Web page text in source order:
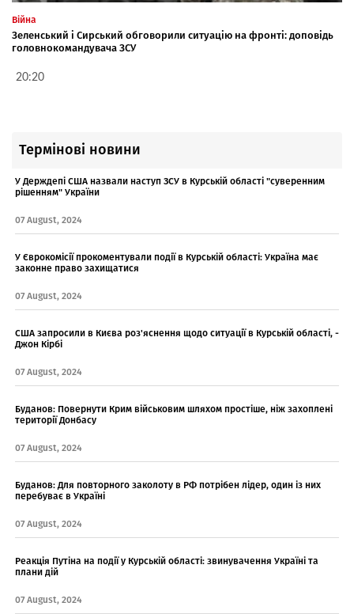
Війна
Зеленський і Сирський обговорили ситуацію на фронті: доповідь
головнокомандувача ЗСУ
20:20
Термінові новини
У Держдепі США назвали наступ ЗСУ в Курській області "суверенним
рішенням" України
07 August, 2024
У Єврокомісії прокоментували події в Курській області: Україна має
законне право захищатися
07 August, 2024
США запросили в Києва роз'яснення щодо ситуації в Курській області, -
Джон Кірбі
07 August, 2024
Буданов: Повернути Крим військовим шляхом простіше, ніж захоплені
території Донбасу
07 August, 2024
Буданов: Для повторного заколоту в РФ потрібен лідер, один із них
перебуває в Україні
07 August, 2024
Реакція Путіна на події у Курській області: звинувачення Україні та
плани дій
07 August, 2024